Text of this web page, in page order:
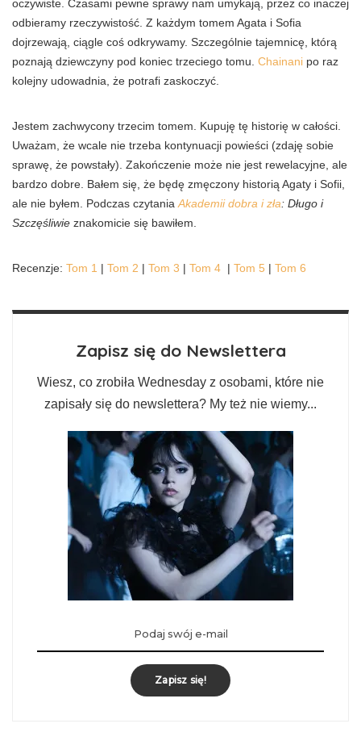
oczywiste. Czasami pewne sprawy nam umykają, przez co inaczej
odbieramy rzeczywistość. Z każdym tomem Agata i Sofia
dojrzewają, ciągle coś odkrywamy. Szczególnie tajemnicę, którą
poznają dziewczyny pod koniec trzeciego tomu. Chainani po raz
kolejny udowadnia, że potrafi zaskoczyć.
Jestem zachwycony trzecim tomem. Kupuję tę historię w całości.
Uważam, że wcale nie trzeba kontynuacji powieści (zdaję sobie
sprawę, że powstały). Zakończenie może nie jest rewelacyjne, ale
bardzo dobre. Bałem się, że będę zmęczony historią Agaty i Sofii,
ale nie byłem. Podczas czytania Akademii dobra i zła: Długo i
Szczęśliwie znakomicie się bawiłem.
Recenzje: Tom 1 | Tom 2 | Tom 3 | Tom 4 | Tom 5 | Tom 6
Zapisz się do Newslettera
Wiesz, co zrobiła Wednesday z osobami, które nie
zapisały się do newslettera? My też nie wiemy...
Zapisz się!